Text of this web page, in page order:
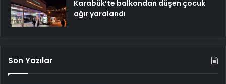
Karabük’te balkondan düşen çocuk
ağır yaralandı
Son Yazılar